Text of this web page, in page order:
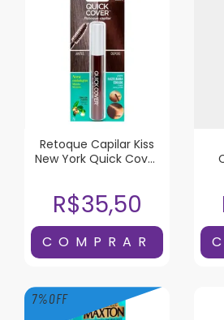
Retoque Capilar Kiss
New York Quick Cover
R$35,50
7%OFF